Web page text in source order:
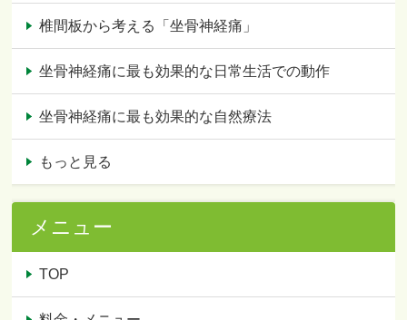
椎間板から考える「坐骨神経痛」
坐骨神経痛に最も効果的な日常生活での動作
坐骨神経痛に最も効果的な自然療法
もっと見る
メニュー
TOP